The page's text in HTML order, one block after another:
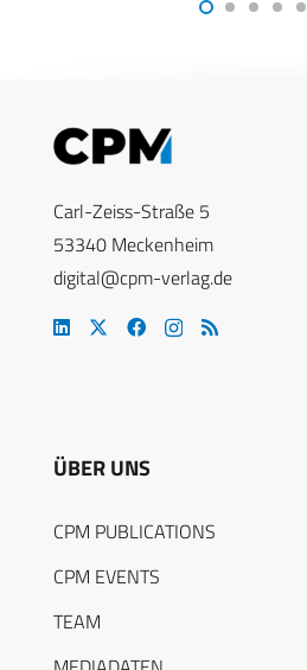
Carl-Zeiss-Straße 5
53340 Meckenheim
digital@cpm-verlag.de
ÜBER UNS
CPM PUBLICATIONS
CPM EVENTS
TEAM